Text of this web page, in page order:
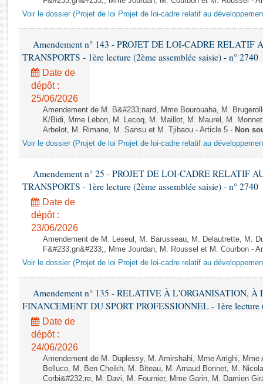
Rapports d'enquête
Rapports législatifs
Rapports sur l'application des lois
Baromètre de l’application des lois
Dossiers législatifs
Budget et sécurité sociale
Questions écrites et orales
Comptes rendus des débats
Voir le dossier (Projet de loi Projet de loi-cadre relatif au
Amendement n° 143 - PROJET DE LOI-CADRE RELATIF
TRANSPORTS - 1ère lecture (2ème assemblée saisie) - n° 2740
Date de
dépôt :
25/06/2026
Amendement de M. B&#233;nard, Mme Bourouaha, M.
K/Bidi, Mme Lebon, M. Lecoq, M. Maillot, M. Maurel, M.
Arbelot, M. Rimane, M. Sansu et M. Tjibaou - Article 5 - Non
Voir le dossier (Projet de loi Projet de loi-cadre relatif au
Amendement n° 25 - PROJET DE LOI-CADRE RELATIF
TRANSPORTS - 1ère lecture (2ème assemblée saisie) - n° 2740
Date de
dépôt :
23/06/2026
Amendement de M. Leseul, M. Barusseau, M. Delautrette, M.
F&#233;gn&#233;, Mme Jourdan, M. Roussel et M. Courbon -
Voir le dossier (Projet de loi Projet de loi-cadre relatif au
Amendement n° 135 - RELATIVE À L'ORGANISATION,
FINANCEMENT DU SPORT PROFESSIONNEL - 1ère lecture
Date de
dépôt :
24/06/2026
Amendement de M. Duplessy, M. Amirshahi, Mme Arrighi,
Belluco, M. Ben Cheikh, M. Biteau, M. Arnaud Bonnet, M.
Corbi&#232;re, M. Davi, M. Fournier, Mme Garin, M. Damien